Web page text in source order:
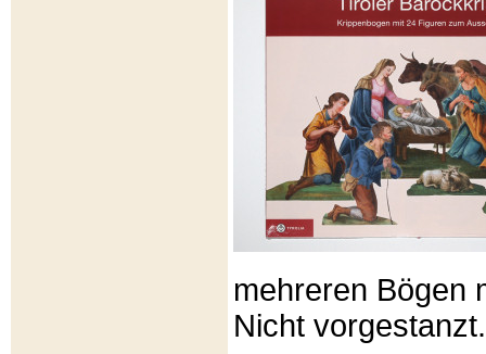
mehreren Bögen
Nicht vorgestanzt.